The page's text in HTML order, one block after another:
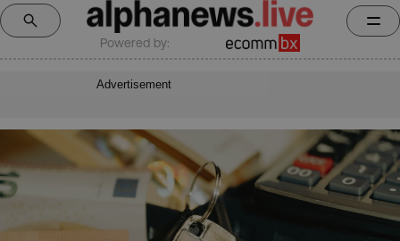
Powered by:
Advertisement